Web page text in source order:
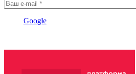
Google